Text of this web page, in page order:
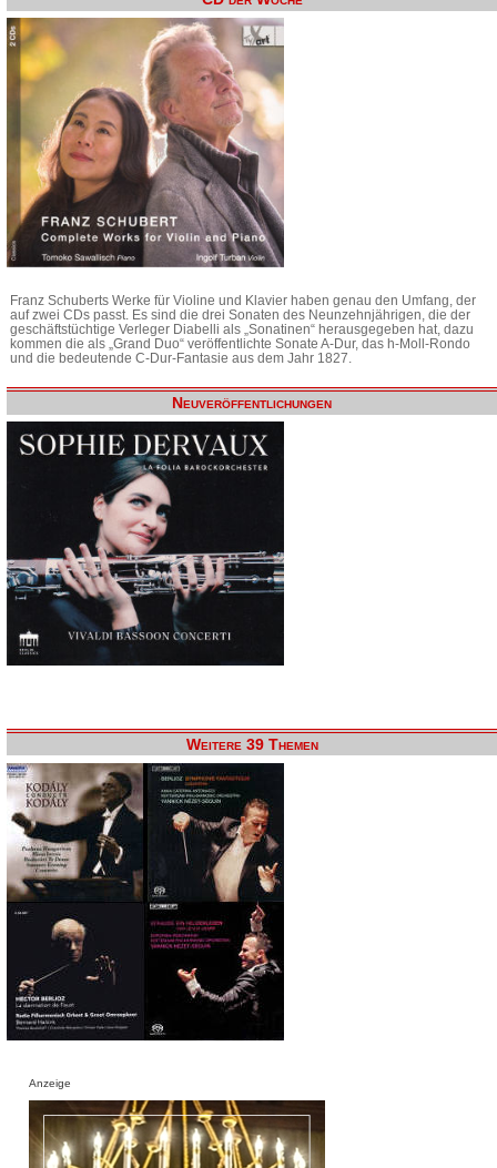
Franz Schuberts Werke für Violine und Klavier haben genau den Umfang, der
auf zwei CDs passt. Es sind die drei Sonaten des Neunzehnjährigen, die der
geschäftstüchtige Verleger Diabelli als „Sonatinen“ herausgegeben hat, dazu
kommen die als „Grand Duo“ veröffentlichte Sonate A-Dur, das h-Moll-Rondo
und die bedeutende C-Dur-Fantasie aus dem Jahr 1827.
Neuveröffentlichungen
Weitere 39 Themen
Anzeige